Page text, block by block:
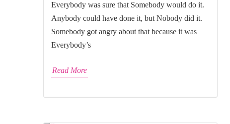
Everybody was sure that Somebody would do it.
Anybody could have done it, but Nobody did it.
Somebody got angry about that because it was
Everybody’s
Read More